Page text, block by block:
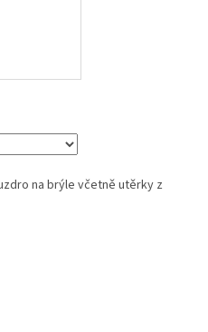
na brýle včetně utěrky z